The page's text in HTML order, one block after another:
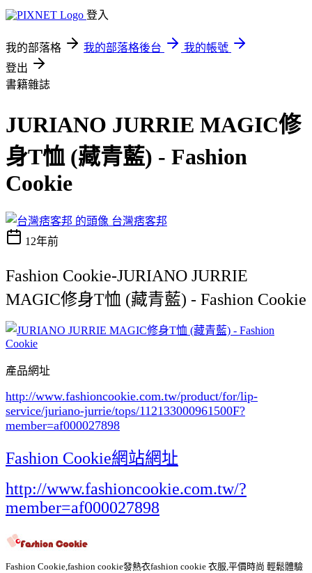
登入
我的部落格 我的部落格後台
我的帳號
登出
書籍雜誌
JURIANO JURRIE MAGIC修
身T恤 (藏青藍) - Fashion
Cookie
台灣痞客邦
12年前
Fashion Cookie-JURIANO JURRIE
MAGIC修身T恤 (藏青藍) - Fashion Cookie
產品網址
http://www.fashioncookie.com.tw/product/for/lip-
service/juriano-jurrie/tops/112133000961500F?
member=af000027898
Fashion Cookie網站網址
http://www.fashioncookie.com.tw/?
member=af000027898
Fashion Cookie,fashion cookie發熱衣fashion cookie 衣服,平價時尚 輕鬆體驗